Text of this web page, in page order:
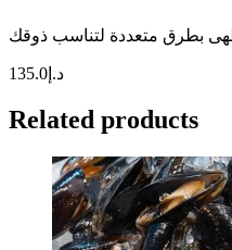
بطرق متعددة لتناسب ذوقك
د.إ 135.0
Related products